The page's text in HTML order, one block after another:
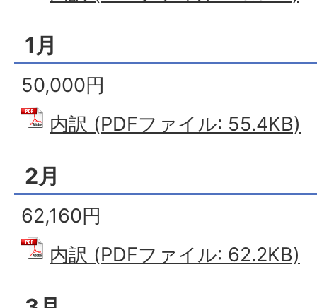
1月
50,000円
内訳 (PDFファイル: 55.4KB)
2月
62,160円
内訳 (PDFファイル: 62.2KB)